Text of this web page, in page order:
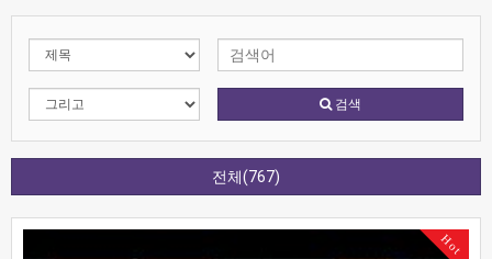
검색
전체(767)
Hot